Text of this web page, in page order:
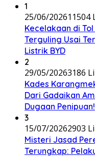
1
25/06/202611504
Kecelakaan di
Terguling Usai
Listrik BYD
2
29/05/20263186
Kades
Dari Gadaikan
Dugaan Penipuan!
3
15/07/20262903
Misteri Jasad
Terungkap: